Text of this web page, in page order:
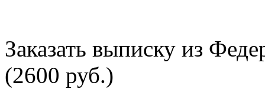
Заказать выписку из
(2600 руб.)